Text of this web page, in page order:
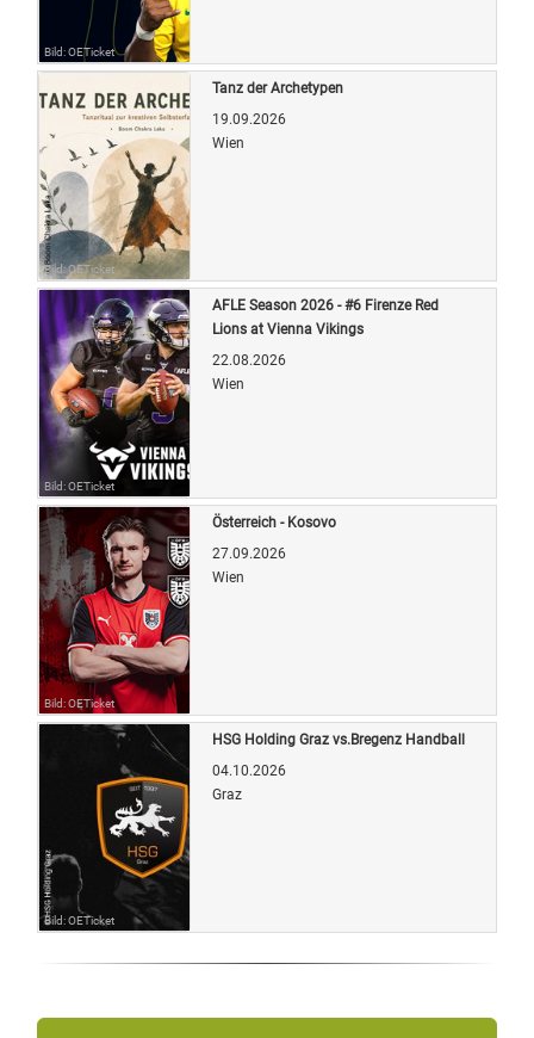
Bild: OETicket
Bild: OETicket
Tanz der Archetypen
19.09.2026
Wien
Bild: OETicket
AFLE Season 2026 - #6 Firenze Red
Lions at Vienna Vikings
22.08.2026
Wien
Bild: OETicket
Österreich - Kosovo
27.09.2026
Wien
Bild: OETicket
HSG Holding Graz vs.Bregenz Handball
04.10.2026
Graz